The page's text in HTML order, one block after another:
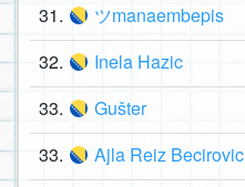
31. ツmanaembepis
32. Inela Hazic
33. Gušter
33. Ajla Reiz Becirovic